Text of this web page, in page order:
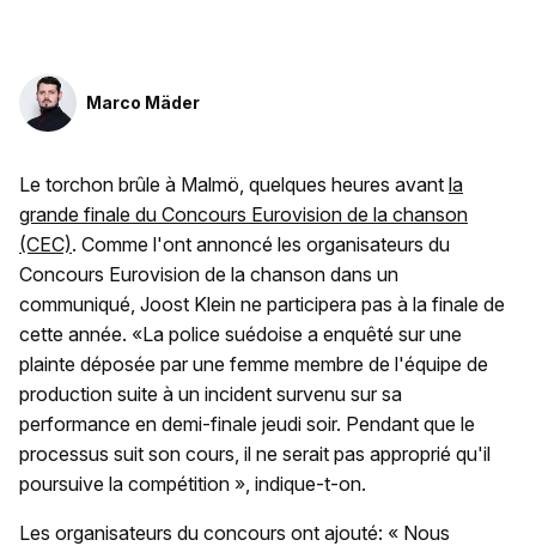
Marco Mäder
Le torchon brûle à Malmö, quelques heures avant la
grande finale du Concours Eurovision de la chanson
(CEC). Comme l'ont annoncé les organisateurs du
Concours Eurovision de la chanson dans un
communiqué, Joost Klein ne participera pas à la finale de
cette année. «La police suédoise a enquêté sur une
plainte déposée par une femme membre de l'équipe de
production suite à un incident survenu sur sa
performance en demi-finale jeudi soir. Pendant que le
processus suit son cours, il ne serait pas approprié qu'il
poursuive la compétition », indique-t-on.
Les organisateurs du concours ont ajouté: « Nous